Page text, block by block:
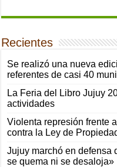
Recientes
Se realizó una nueva
referentes de casi 40
La Feria del Libro Jujuy
actividades
Violenta represión frente
contra la Ley de
Jujuy marchó en defensa
se quema ni se desaloja»